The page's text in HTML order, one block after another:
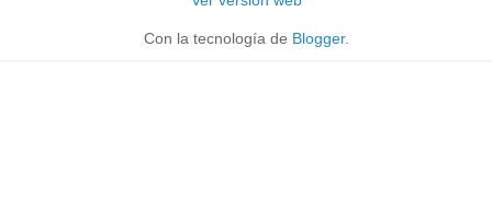
Con la tecnología de Blogger.